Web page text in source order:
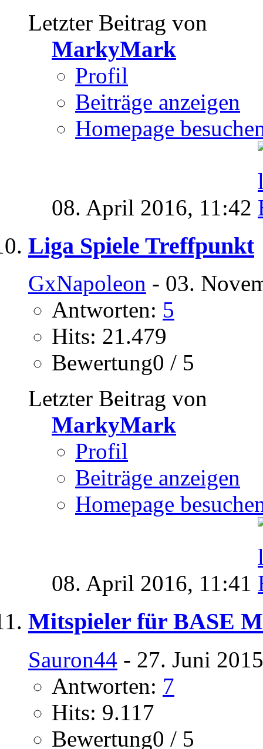
Letzter Beitrag von
MarkyMark
Profil
Beiträge anzeigen
Homepage
08. April 2016, 11:42
Liga Spiele Treffpunkt
GxNapoleon - 03.
Antworten: 5
Hits: 21.479
Bewertung0 / 5
Letzter Beitrag von
MarkyMark
Profil
Beiträge anzeigen
Homepage
08. April 2016, 11:41
Mitspieler für BASE
Sauron44 - 27. Juni
Antworten: 7
Hits: 9.117
Bewertung0 / 5